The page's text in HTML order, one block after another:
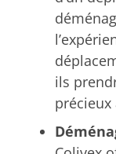
ils
précieux